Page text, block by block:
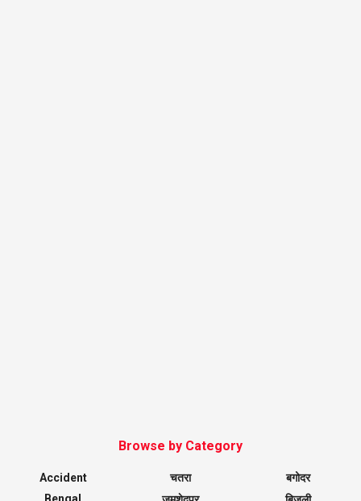
Browse by Category
Accident
Bengal
चतरा
बगोदर